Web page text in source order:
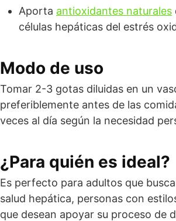
Aporta antioxidantes naturales
células hepáticas del estrés
Modo de uso
Tomar 2-3 gotas diluidas en un
preferiblemente antes de las
veces al día según la necesidad
¿Para quién es ideal?
Es perfecto para adultos que
salud hepática, personas con
que desean apoyar su proceso de